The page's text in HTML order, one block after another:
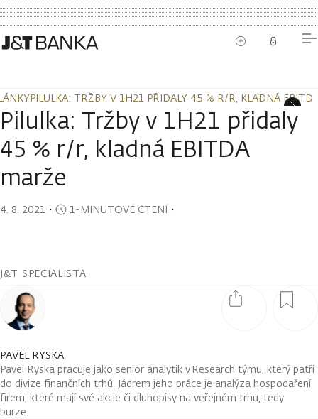
PILULKA: TRŽBY V 1H21 PŘIDALY 45 % R/R, KLADNÁ
PILULKA: TRŽBY V 1H21 PŘIDALY 45 % R/R, KLADNÁ
Pilulka: Tržby v 1H21 přidaly
45 % r/r, kladná EBITDA
marže
4. 8. 2021 ・ 1-MINUTOVÉ ČTENÍ・
J&T SPECIALISTA
PAVEL RYSKA
Pavel Ryska pracuje jako senior analytik v Research týmu, který patří
do divize finančních trhů. Jádrem jeho práce je analýza hospodaření
firem, které mají své akcie či dluhopisy na veřejném trhu, tedy
burze.